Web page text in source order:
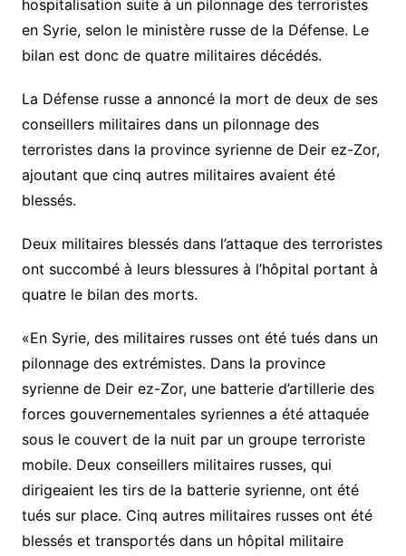
hospitalisation suite à un pilonnage des terroristes
en Syrie, selon le ministère russe de la Défense. Le
bilan est donc de quatre militaires décédés.
La Défense russe a annoncé la mort de deux de ses
conseillers militaires dans un pilonnage des
terroristes dans la province syrienne de Deir ez-Zor,
ajoutant que cinq autres militaires avaient été
blessés.
Deux militaires blessés dans l’attaque des terroristes
ont succombé à leurs blessures à l’hôpital portant à
quatre le bilan des morts.
«En Syrie, des militaires russes ont été tués dans un
pilonnage des extrémistes. Dans la province
syrienne de Deir ez-Zor, une batterie d’artillerie des
forces gouvernementales syriennes a été attaquée
sous le couvert de la nuit par un groupe terroriste
mobile. Deux conseillers militaires russes, qui
dirigeaient les tirs de la batterie syrienne, ont été
tués sur place. Cinq autres militaires russes ont été
blessés et transportés dans un hôpital militaire